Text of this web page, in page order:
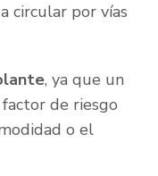
circular por vías
, ya que un
de riesgo
o el